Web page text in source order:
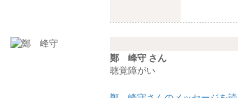
月給370,000
鄭 峰守 さん
聴覚障がい